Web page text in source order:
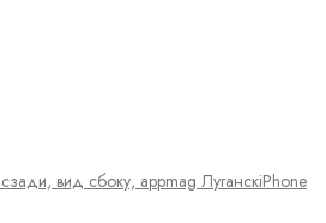
iPhone